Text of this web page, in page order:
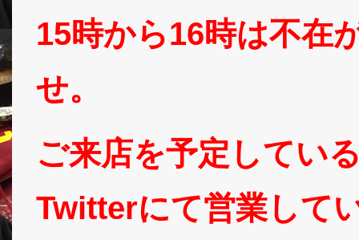
15時から16時は不在
せ。
ご来店を予定してい
Twitterにて営業して